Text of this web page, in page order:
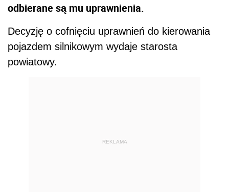
odbierane są mu uprawnienia.
Decyzję o cofnięciu uprawnień do kierowania
pojazdem silnikowym wydaje starosta
powiatowy.
REKLAMA